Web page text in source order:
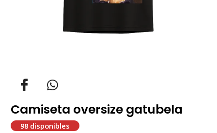
Camiseta oversize gatubela
98 disponibles